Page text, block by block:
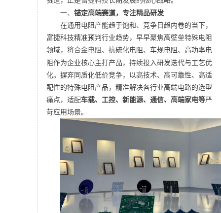
一、锚定高端赛道，专注精品研发
在通用电阻产能趋于饱和、竞争日趋内卷的当下，
富捷科技精准预判行业趋势，早早聚焦高壁垒特殊电阻
领域，将合金电阻、抗硫化电阻、车规电阻、高功率电
阻作为企业核心主打产品，持续投入研发迭代与工艺优
化。摒弃同质化低价竞争，以高技术、高可靠性、高适
配性的特殊电阻产品，精准解决各行业高端电路的选型
痛点，适配车载、工控、新能源、通信、高端家电等严
苛应用场景。